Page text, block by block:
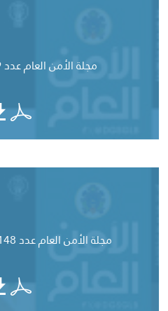
مجلة الأمن العام عدد 149 شباط 2026
مجلة الأمن العام عدد 148 كانون الثاني 2026